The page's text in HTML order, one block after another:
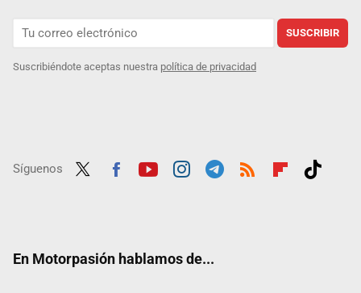
SUSCRIBIR
Suscribiéndote aceptas nuestra política de privacidad
Síguenos
En Motorpasión hablamos de...